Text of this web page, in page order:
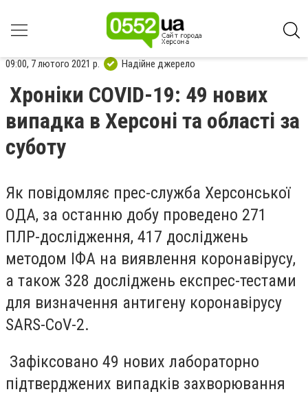
09:00, 7 лютого 2021 р. Надійне джерело
Хроніки COVID-19: 49 нових
випадка в Херсоні та області за
суботу
Як повідомляє прес-служба Херсонської
ОДА, за останню добу проведено 271
ПЛР-дослідження, 417 досліджень
методом ІФА на виявлення коронавірусу,
а також 328 досліджень експрес-тестами
для визначення антигену коронавірусу
SARS-CoV-2.
Зафіксовано 49 нових лабораторно
підтверджених випадків захворювання